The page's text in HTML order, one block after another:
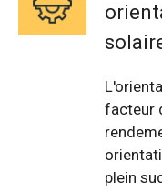
facteur
plein